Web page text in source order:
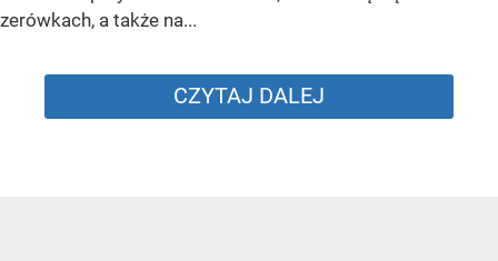
zerówkach, a także na...
CZYTAJ DALEJ